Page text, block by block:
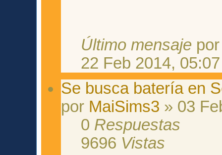
Último mensaje
22 Feb 2014, 05:07
Se busca batería en
por MaiSims3 » 03
0 Respuestas
9696 Vistas